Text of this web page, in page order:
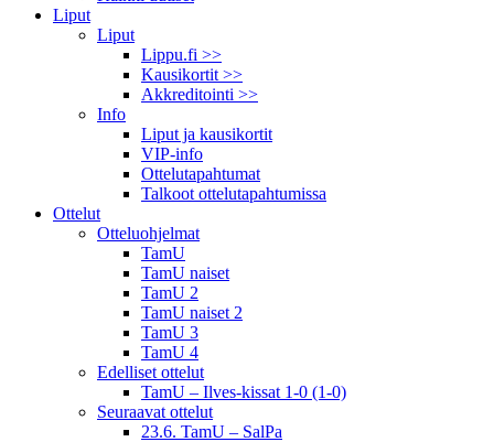
Liput
Liput
Lippu.fi >>
Kausikortit >>
Akkreditointi >>
Info
Liput ja kausikortit
VIP-info
Ottelutapahtumat
Talkoot ottelu­tapahtumissa
Ottelut
Otteluohjelmat
TamU
TamU naiset
TamU 2
TamU naiset 2
TamU 3
TamU 4
Edelliset ottelut
TamU – Ilves-kissat 1-0 (1-0)
Seuraavat ottelut
23.6. TamU – SalPa